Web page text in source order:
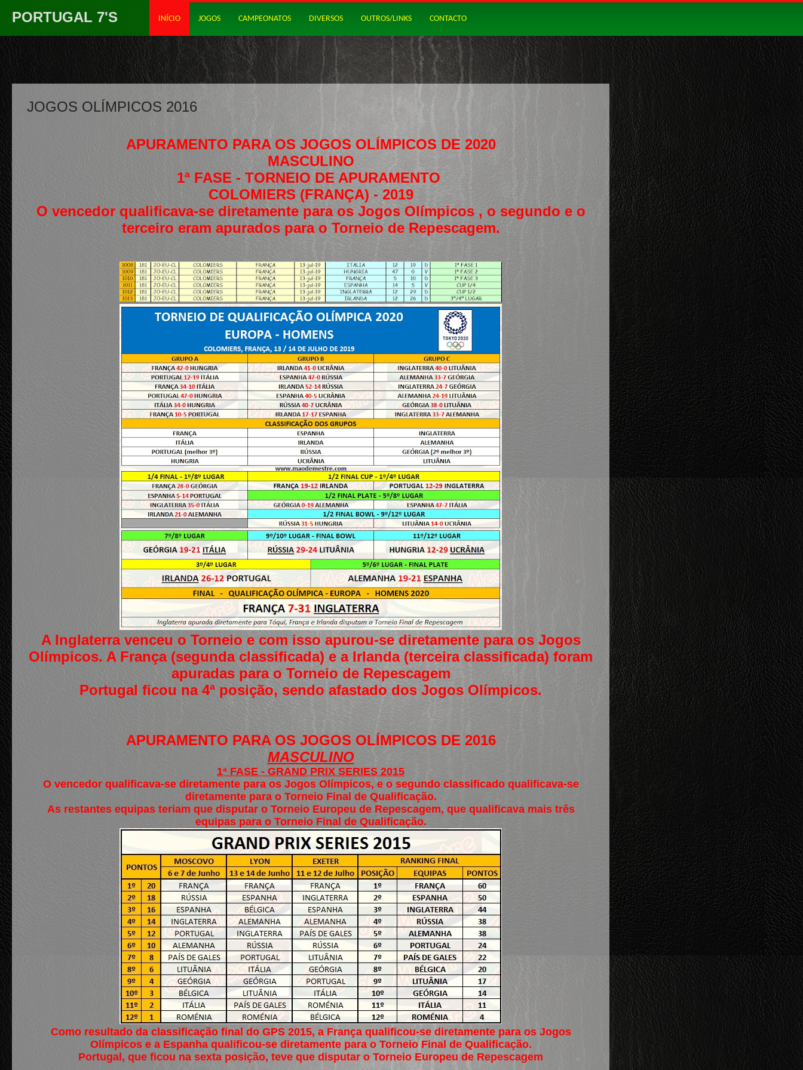
INÍCIO JOGOS CAMPEONATOS DIVERSOS OUTROS/LINKS CONTACTO
PORTUGAL 7'S
JOGOS OLÍMPICOS 2016
APURAMENTO PARA OS JOGOS OLÍMPICOS DE 2020
MASCULINO
1ª FASE - TORNEIO DE APURAMENTO
COLOMIERS (FRANÇA) - 2019
O vencedor qualificava-se diretamente para os Jogos Olímpicos , o segundo e o
terceiro eram apurados para o Torneio de Repescagem.
A Inglaterra venceu o Torneio e com isso apurou-se diretamente para os Jogos
Olímpicos. A França (segunda classificada) e a Irlanda (terceira classificada) foram
apuradas para o Torneio de Repescagem
Portugal ficou na 4ª posição, sendo afastado dos Jogos Olímpicos.
APURAMENTO PARA OS JOGOS OLÍMPICOS DE 2016
MASCULINO
1ª FASE - GRAND PRIX SERIES 2015
O vencedor qualificava-se diretamente para os Jogos Olímpicos, e o segundo classificado qualificava-se
diretamente para o Torneio Final de Qualificação.
As restantes equipas teriam que disputar o Torneio Europeu de Repescagem, que qualificava mais três
equipas para o Torneio Final de Qualificação.
Como resultado da classificação final do GPS 2015, a França qualificou-se diretamente para os Jogos
Olímpicos e a Espanha qualificou-se diretamente para o Torneio Final de Qualificação.
Portugal, que ficou na sexta posição, teve que disputar o Torneio Europeu de Repescagem